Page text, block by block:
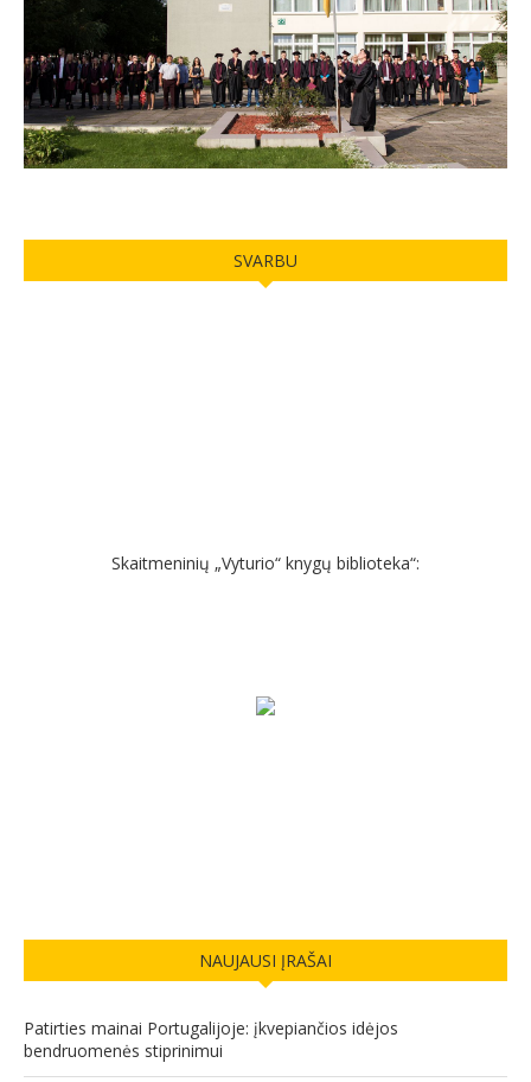
SVARBU
Skaitmeninių „Vyturio“ knygų biblioteka“:
NAUJAUSI ĮRAŠAI
Patirties mainai Portugalijoje: įkvepiančios idėjos
bendruomenės stiprinimui